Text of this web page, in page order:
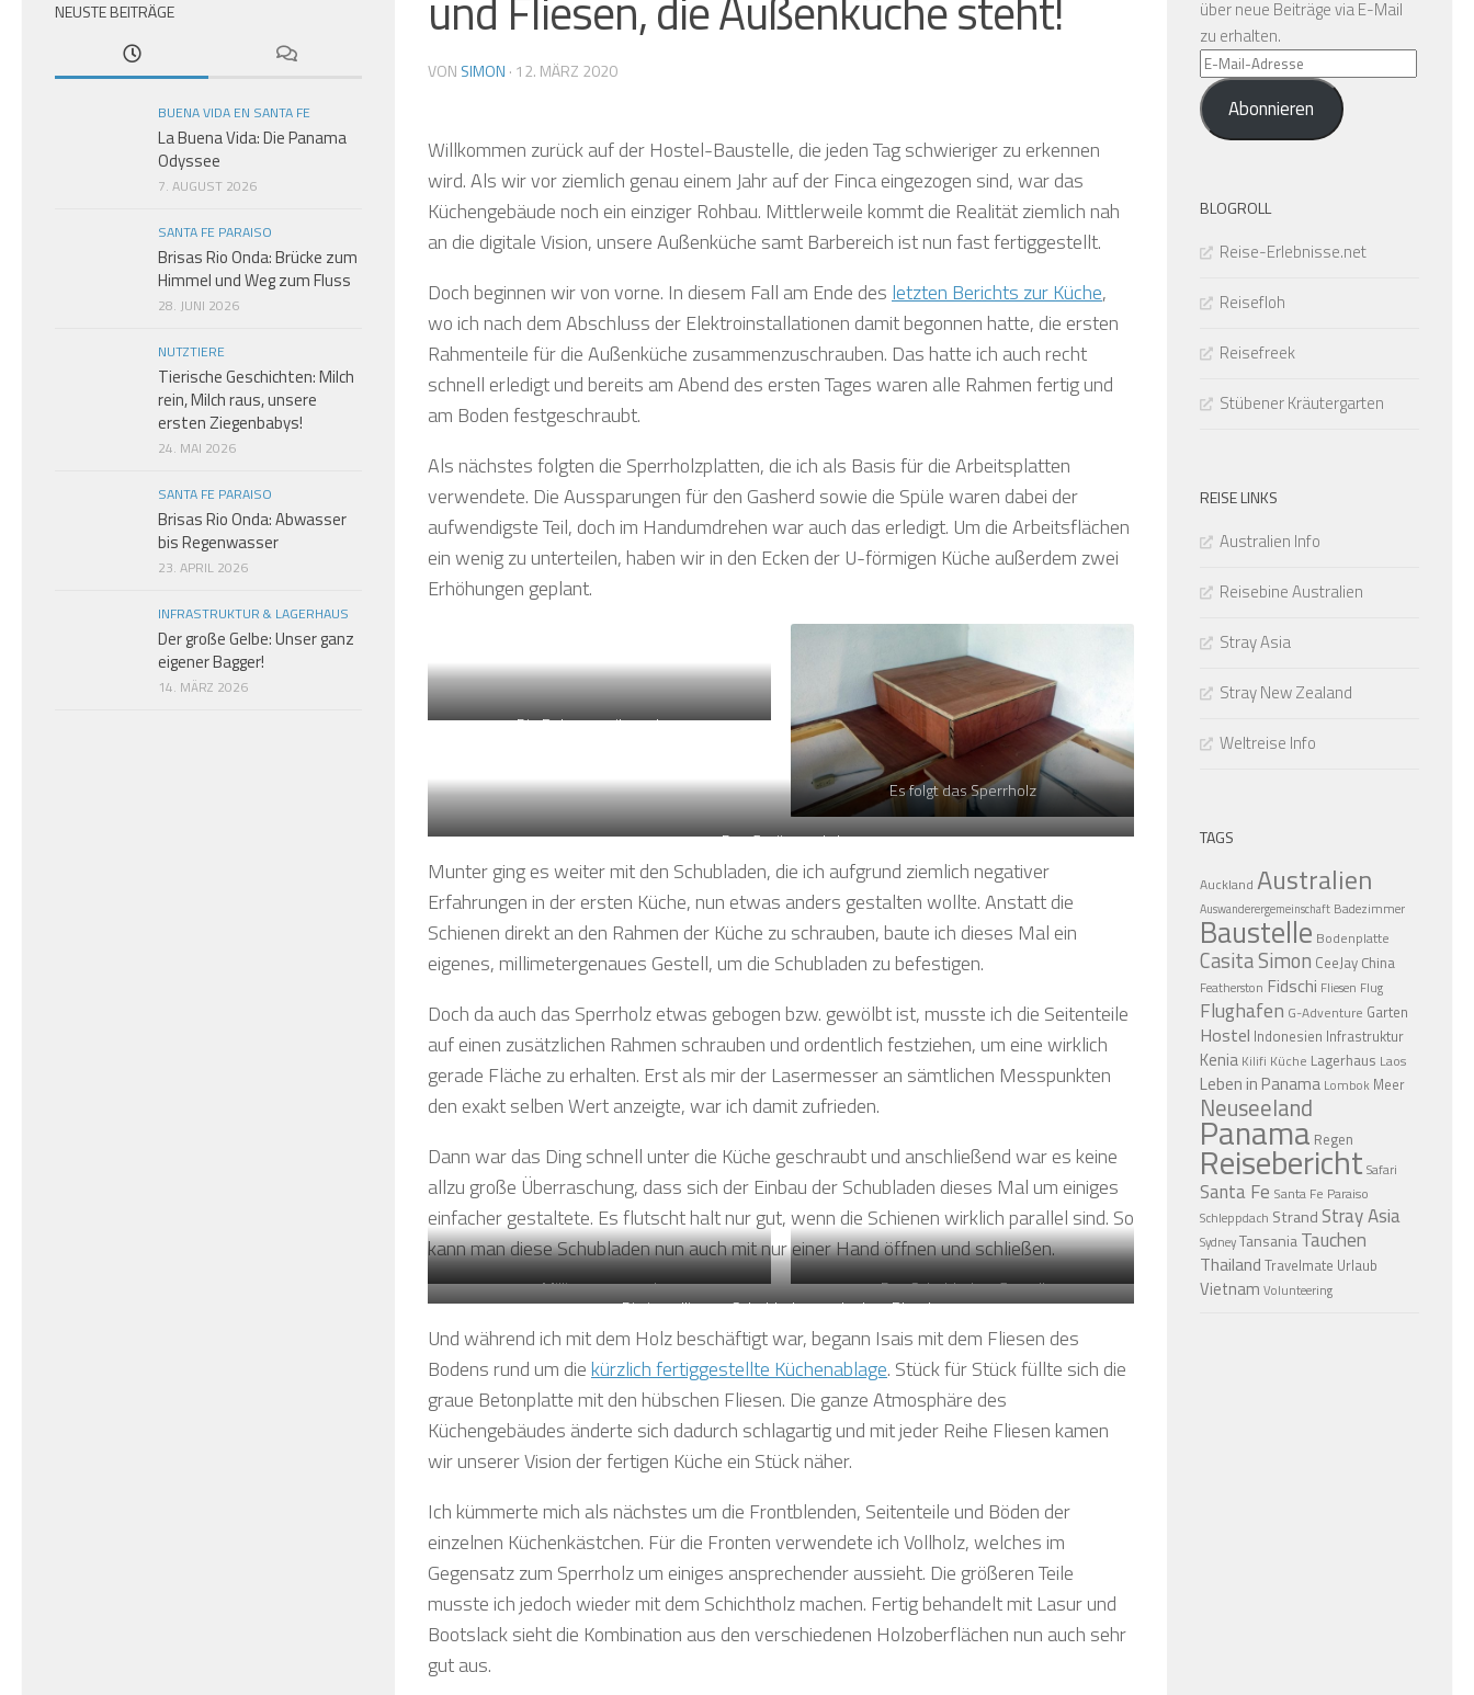
VON SIMON · 12. MÄRZ 2020
Willkommen zurück auf der Hostel-Baustelle, die jeden Tag schwieriger zu erkennen
wird. Als wir vor ziemlich genau einem Jahr auf der Finca eingezogen sind, war das
Küchengebäude noch ein einziger Rohbau. Mittlerweile kommt die Realität ziemlich nah
an die digitale Vision, unsere Außenküche samt Barbereich ist nun fast fertiggestellt.
Doch beginnen wir von vorne. In diesem Fall am Ende des letzten Berichts zur Küche,
wo ich nach dem Abschluss der Elektroinstallationen damit begonnen hatte, die ersten
Rahmenteile für die Außenküche zusammenzuschrauben. Das hatte ich auch recht
schnell erledigt und bereits am Abend des ersten Tages waren alle Rahmen fertig und
am Boden festgeschraubt.
Als nächstes folgten die Sperrholzplatten, die ich als Basis für die Arbeitsplatten
verwendete. Die Aussparungen für den Gasherd sowie die Spüle waren dabei der
aufwendigste Teil, doch im Handumdrehen war auch das erledigt. Um die Arbeitsflächen
ein wenig zu unterteilen, haben wir in den Ecken der U-förmigen Küche außerdem zwei
Erhöhungen geplant.
Die Rahmenteile stehen
Es folgt das Sperrholz
Das Gerüst steht!
Munter ging es weiter mit den Schubladen, die ich aufgrund ziemlich negativer
Erfahrungen in der ersten Küche, nun etwas anders gestalten wollte. Anstatt die
Schienen direkt an den Rahmen der Küche zu schrauben, baute ich dieses Mal ein
eigenes, millimetergenaues Gestell, um die Schubladen zu befestigen.
Doch da auch das Sperrholz etwas gebogen bzw. gewölbt ist, musste ich die Seitenteile
auf einen zusätzlichen Rahmen schrauben und ordentlich festziehen, um eine wirklich
gerade Fläche zu erhalten. Erst als mir der Lasermesser an sämtlichen Messpunkten
den exakt selben Wert anzeigte, war ich damit zufrieden.
Dann war das Ding schnell unter die Küche geschraubt und anschließend war es keine
allzu große Überraschung, dass sich der Einbau der Schubladen dieses Mal um einiges
einfacher gestaltete. Es flutscht halt nur gut, wenn die Schienen wirklich parallel sind. So
kann man diese Schubladen nun auch mit nur einer Hand öffnen und schließen.
Millimetergenau!
Das Schubladen-Gestell
Die installierten Schubladen noch ohne Blende
Und während ich mit dem Holz beschäftigt war, begann Isais mit dem Fliesen des
Bodens rund um diekürzlich fertiggestellte Küchenablage. Stück für Stück füllte sich die
graue Betonplatte mit den hübschen Fliesen. Die ganze Atmosphäre des
Küchengebäudes änderte sich dadurch schlagartig und mit jeder Reihe Fliesen kamen
wir unserer Vision der fertigen Küche ein Stück näher.
Ich kümmerte mich als nächstes um die Frontblenden, Seitenteile und Böden der
einzelnen Küchenkästchen. Für die Fronten verwendete ich Vollholz, welches im
Gegensatz zum Sperrholz um einiges ansprechender aussieht. Die größeren Teile
musste ich jedoch wieder mit dem Schichtholz machen. Fertig behandelt mit Lasur und
Bootslack sieht die Kombination aus den verschiedenen Holzoberflächen nun auch sehr
gut aus.
NEUSTE BEITRÄGE
BUENA VIDA EN SANTA FE
La Buena Vida: Die Panama
Odyssee
7. AUGUST 2026
SANTA FE PARAISO
Brisas Rio Onda: Brücke zum
Himmel und Weg zum Fluss
28. JUNI 2026
NUTZTIERE
Tierische Geschichten: Milch
rein, Milch raus, unsere
ersten Ziegenbabys!
24. MAI 2026
SANTA FE PARAISO
Brisas Rio Onda: Abwasser
bis Regenwasser
23. APRIL 2026
INFRASTRUKTUR & LAGERHAUS
Der große Gelbe: Unser ganz
eigener Bagger!
14. MÄRZ 2026
über neue Beiträge via E-Mail
zu erhalten.
E-
Mail-
AdresseAbonnieren
BLOGROLL
Reise-Erlebnisse.net
Reisefloh
Reisefreek
Stübener Kräutergarten
REISE LINKS
Australien Info
Reisebine Australien
Stray Asia
Stray New Zealand
Weltreise Info
TAGS
Auckland Australien
Auswanderergemeinschaft Badezimmer
Baustelle Bodenplatte
Casita Simon CeeJay China
Featherston Fidschi Fliesen Flug
Flughafen G-Adventure Garten
Hostel Indonesien Infrastruktur
Kenia Kilifi Küche Lagerhaus Laos
Leben in Panama Lombok Meer
Neuseeland
Panama Regen
Reisebericht Safari
Santa Fe Santa Fe Paraiso
Schleppdach Strand Stray Asia
SydneyTansaniaTauchen
Thailand Travelmate Urlaub
Vietnam Volunteering